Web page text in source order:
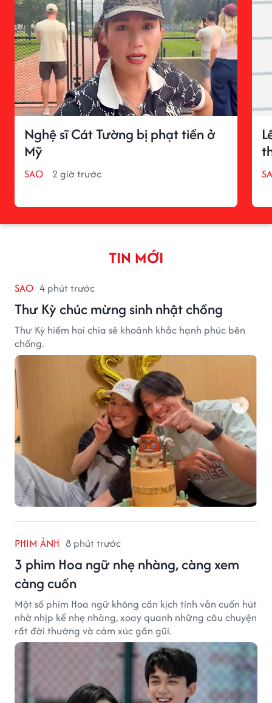
Nghệ sĩ Cát Tường bị phạt tiền ở
Mỹ
SAO 2 giờ trước
TIN MỚI
SAO 4 phút trước
Thư Kỳ chúc mừng sinh nhật chồng
Thư Kỳ hiếm hoi chia sẻ khoảnh khắc hạnh phúc bên
chồng.
PHIM ẢNH 8 phút trước
3 phim Hoa ngữ nhẹ nhàng, càng xem
càng cuốn
Một số phim Hoa ngữ không cần kịch tính vẫn cuốn hút
nhờ nhịp kể nhẹ nhàng, xoay quanh những câu chuyện
rất đời thường và cảm xúc gần gũi.